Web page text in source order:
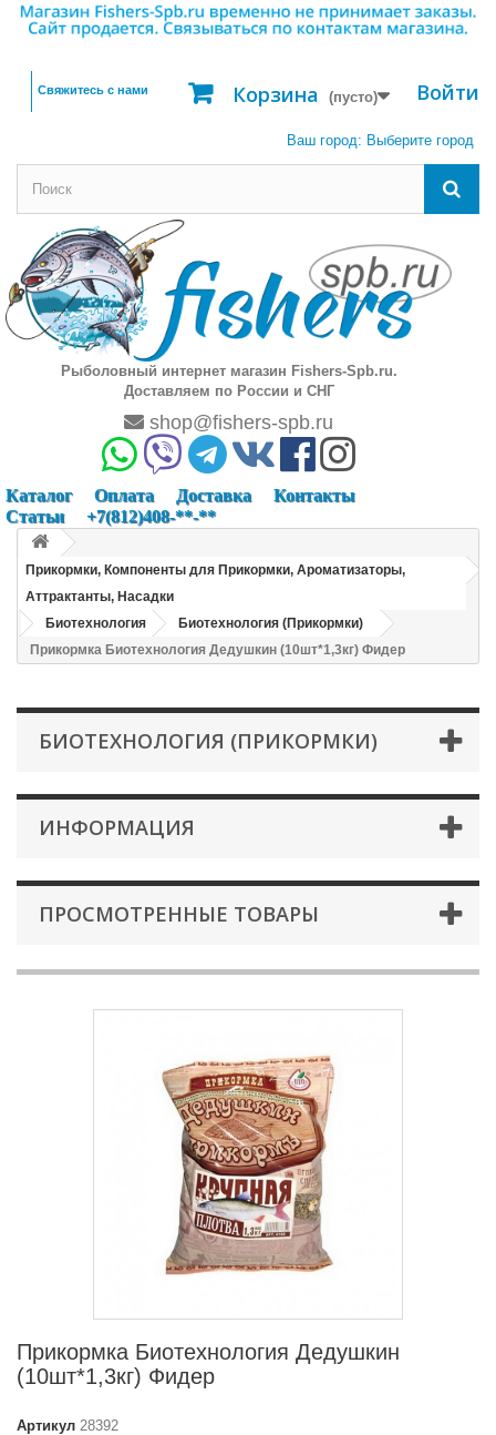
Войти
Корзина (пусто)
Свяжитесь с нами
Ваш город: Выберите город
Рыболовный интернет магазин Fishers-Spb.ru.
Доставляем по России и СНГ
shop@fishers-spb.ru
Каталог Оплата Доставка
Контакты
Статьи
+7(812)408-**-**
Прикормки, Компоненты для Прикормки, Ароматизаторы,
Аттрактанты, Насадки
Биотехнология
Биотехнология (Прикормки)
Прикормка Биотехнология Дедушкин (10шт*1,3кг) Фидер
БИОТЕХНОЛОГИЯ (ПРИКОРМКИ)
ИНФОРМАЦИЯ
ПРОСМОТРЕННЫЕ ТОВАРЫ
Прикормка Биотехнология Дедушкин
(10шт*1,3кг) Фидер
Артикул 28392